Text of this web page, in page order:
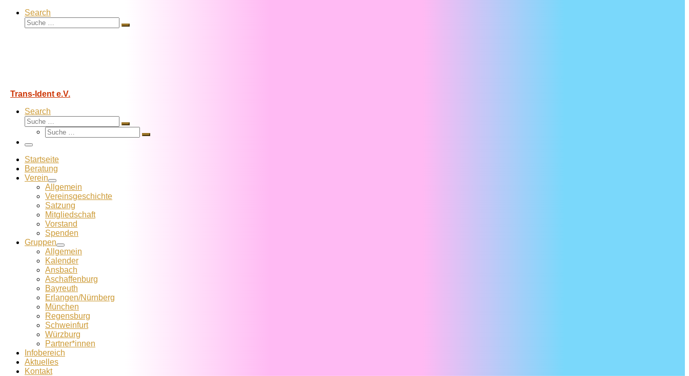
Search
Suche
Suche
Trans-Ident e.V.
Search
Suche
Suche
Suche
Suche
Menü
Startseite
Beratung
Verein
Allgemein
Vereins­geschichte
Satzung
Mitglied­schaft
Vorstand
Spenden
Gruppen
Allgemein
Kalender
Ansbach
Aschaffenburg
Bayreuth
Erlangen/Nürnberg
München
Regensburg
Schweinfurt
Würzburg
Partner*innen
Infobereich
Aktuelles
Kontakt